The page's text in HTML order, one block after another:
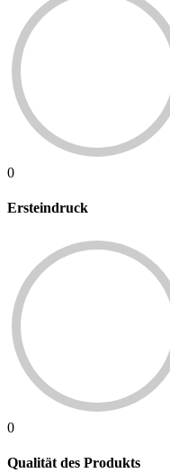
0
Ersteindruck
0
Qualität des Produkts